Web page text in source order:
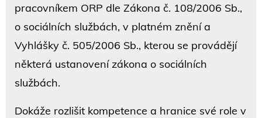
pracovníkem ORP dle Zákona č. 108/2006 Sb.,
o sociálních službách, v platném znění a
Vyhlášky č. 505/2006 Sb., kterou se provádějí
některá ustanovení zákona o sociálních
službách.
Dokáže rozlišit kompetence a hranice své role v